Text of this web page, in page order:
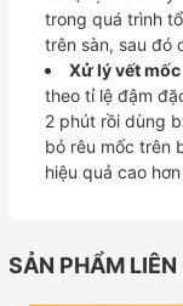
trong quá trình
trên sàn, sau đó
Xử lý vết
theo tỉ lệ đậm
2 phút rồi dùng
bỏ rêu mốc trên
hiệu quả cao
SẢN PHẨM LIÊN